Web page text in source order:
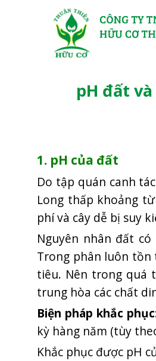
pH đất
1. pH của đất
Do tập quán canh
Long thấp khoảng
phí và cây dễ bị suy
Nguyên nhân đất
Trong phân luôn tồn
tiêu. Nên trong quá
trung hòa các chất
Biện pháp khắc
kỳ hàng năm (tùy
Khắc phục được pH